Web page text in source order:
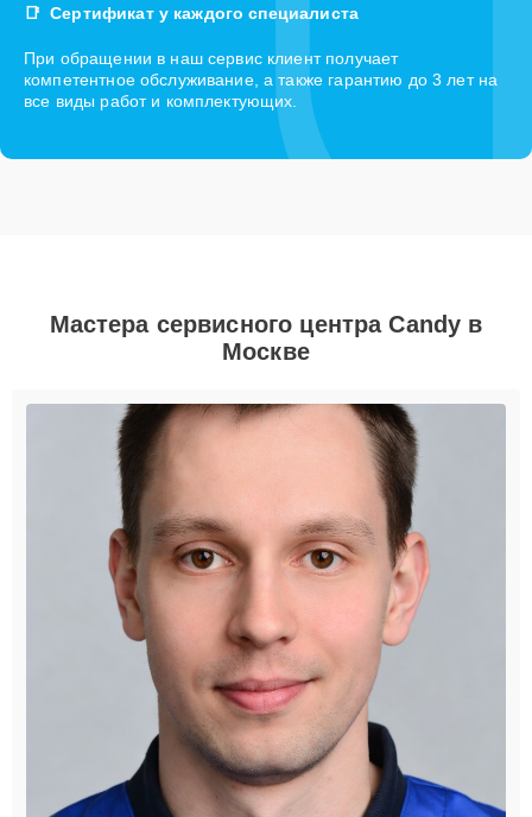
Сертификат у каждого специалиста
При обращении в наш сервис клиент получает
компетентное обслуживание, а также гарантию до 3 лет на
все виды работ и комплектующих.
Мастера сервисного центра Candy в
Москве